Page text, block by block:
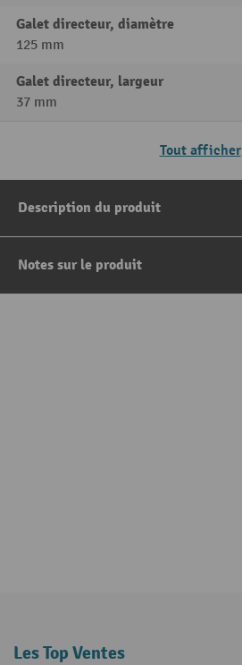
Galet directeur, diamètre
125 mm
Galet directeur, largeur
37 mm
Tout afficher
Description du produit
Notes sur le produit
Les Top Ventes